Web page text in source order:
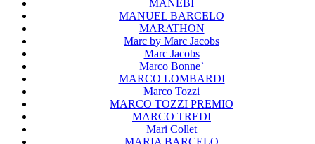
MANEBI
MANUEL BARCELO
MARATHON
Marc by Marc Jacobs
Marc Jacobs
Marco Bonne`
MARCO LOMBARDI
Marco Tozzi
MARCO TOZZI PREMIO
MARCO TREDI
Mari Collet
MARIA BARCELO